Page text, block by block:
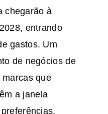
chegarão à
entrando
gastos. Um
de negócios de
que
a janela